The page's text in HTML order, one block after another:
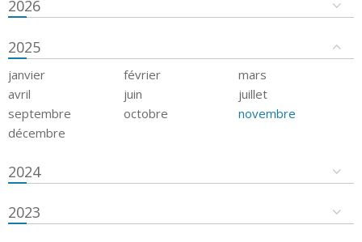
2026
2025
janvier février
mars
avril
juin
juillet
septembre
octobre
novembre
décembre
2024
2023